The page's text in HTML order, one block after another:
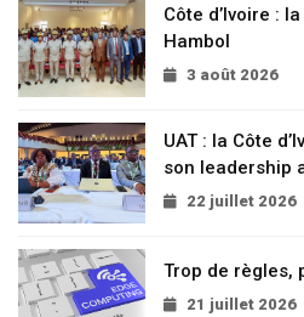
Côte d’Ivoire :
Hambol
3 août 2026
UAT : la Côte
son leadership
22 juillet 2026
Trop de règles,
21 juillet 2026